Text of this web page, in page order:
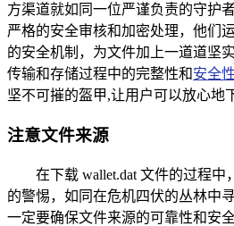
方渠道就如同一位严谨负责的守护
严格的安全审核和加密处理，他们
的安全机制，为文件加上一道道坚
传输和存储过程中的完整性和安全性
坚不可摧的盔甲,让用户可以放心地
注意文件来源
在下载 wallet.dat 文件的过程
的警惕，如同在危机四伏的丛林中
一定要确保文件来源的可靠性和安